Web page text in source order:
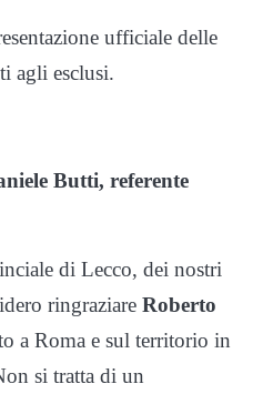
ufficiale delle
agli esclusi.
Butti, referente
di Lecco, dei nostri
ringraziare Roberto
a Roma e sul territorio in
si tratta di un